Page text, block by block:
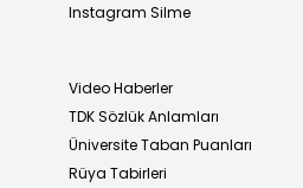
Instagram Silme
Video Haberler
TDK Sözlük Anlamları
Üniversite Taban Puanları
Rüya Tabirleri